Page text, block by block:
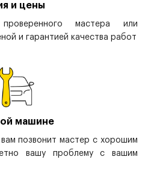
и цены
мастера или
и гарантией качества работ
машине
позвонит мастер с хорошим
вашу проблему с вашим